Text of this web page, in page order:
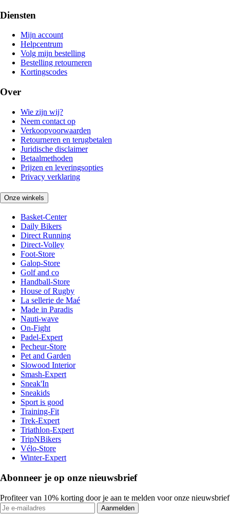
Diensten
Mijn account
Helpcentrum
Volg mijn bestelling
Bestelling retourneren
Kortingscodes
Over
Wie zijn wij?
Neem contact op
Verkoopvoorwaarden
Retourneren en terugbetalen
Juridische disclaimer
Betaalmethoden
Prijzen en leveringsopties
Privacy verklaring
Onze winkels
Basket-Center
Daily Bikers
Direct Running
Direct-Volley
Foot-Store
Galop-Store
Golf and co
Handball-Store
House of Rugby
La sellerie de Maé
Made in Paradis
Nauti-wave
On-Fight
Padel-Expert
Pecheur-Store
Pet and Garden
Slowood Interior
Smash-Expert
Sneak'In
Sneakids
Sport is good
Training-Fit
Trek-Expert
Triathlon-Expert
TripNBikers
Vélo-Store
Winter-Expert
Abonneer je op onze nieuwsbrief
Profiteer van 10% korting door je aan te melden voor onze nieuwsbrief
Aanmelden